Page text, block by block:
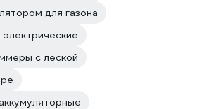
для газона
с леской